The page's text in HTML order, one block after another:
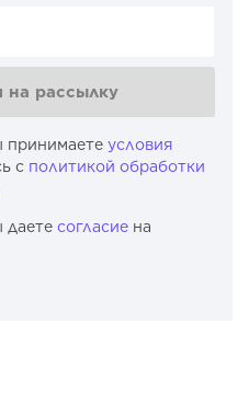
на рассылку
принимаете условия
с политикой обработки
даете согласие на